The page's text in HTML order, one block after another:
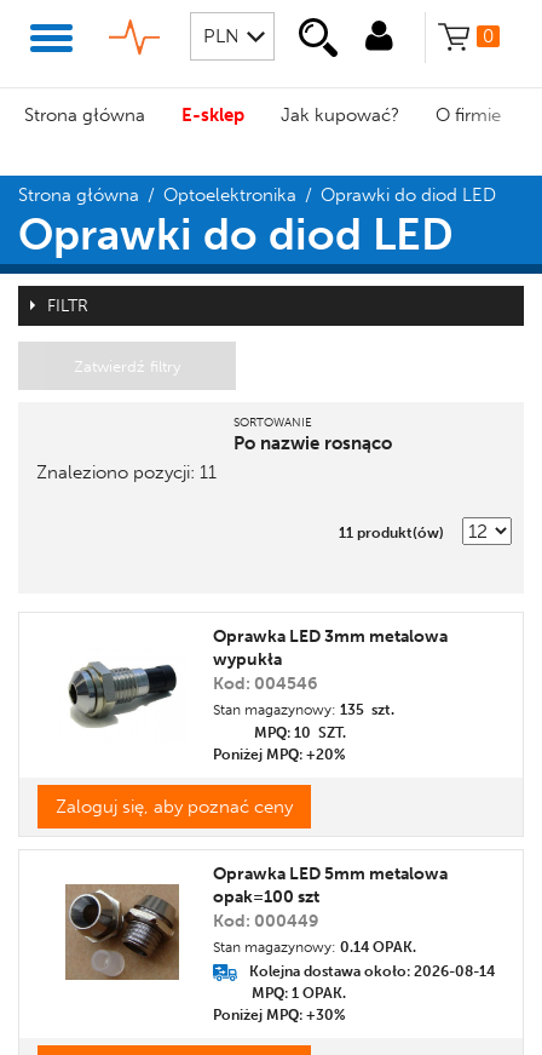
0
Strona główna E-sklep Jak kupować? O firmie
Strona główna / Optoelektronika / Oprawki do diod LED
Oprawki do diod LED
FILTR
Zatwierdź filtry
SORTOWANIE
Po nazwie rosnąco
Etykieta
Znaleziono pozycji: 11
11 produkt(ów)
Oprawka LED 3mm metalowa
wypukła
Kod: 004546
Stan magazynowy: 135 szt.
MPQ: 10 SZT.
Poniżej MPQ: +20%
Zaloguj się, aby poznać ceny
Oprawka LED 5mm metalowa
opak=100 szt
Kod: 000449
Kolejna dostawa około: 2026-08-14
Stan magazynowy: 0.14 OPAK.
MPQ: 1 OPAK.
Poniżej MPQ: +30%